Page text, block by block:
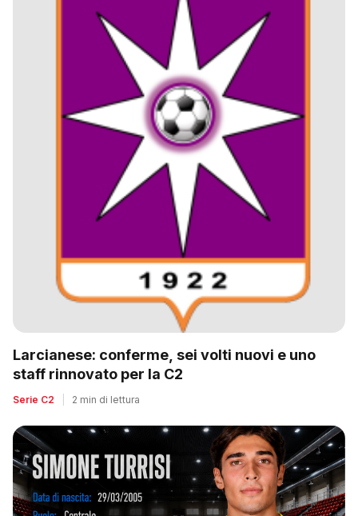
Larcianese: conferme, sei volti nuovi e uno
staff rinnovato per la C2
Serie C2 2 min di lettura